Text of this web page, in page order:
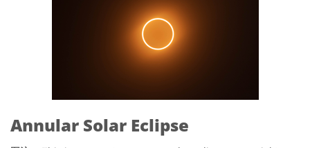
Annular Solar Eclipse